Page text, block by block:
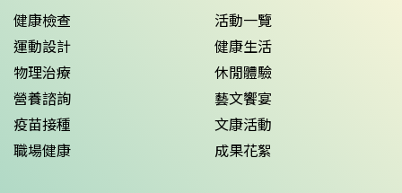
健康檢查
運動設計
物理治療
營養諮詢
疫苗接種
職場健康
活動一覽
健康生活
休閒體驗
藝文饗宴
文康活動
成果花絮